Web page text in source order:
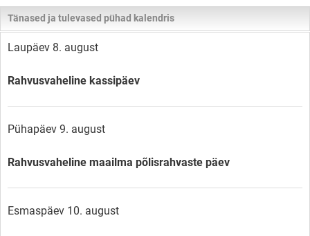
Tänased ja tulevased pühad kalendris
Laupäev 8. august
Rahvusvaheline kassipäev
Pühapäev 9. august
Rahvusvaheline maailma põlisrahvaste päev
Esmaspäev 10. august